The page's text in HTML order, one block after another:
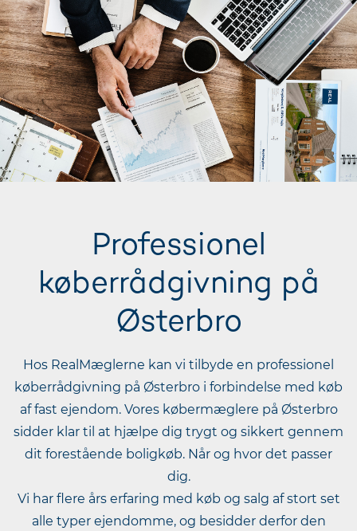
Professionel
køberrådgivning på
Østerbro
Hos RealMæglerne kan vi tilbyde en professionel
køberrådgivning på Østerbro i forbindelse med køb
af fast ejendom. Vores købermæglere på Østerbro
sidder klar til at hjælpe dig trygt og sikkert gennem
dit forestående boligkøb. Når og hvor det passer
dig.
Vi har flere års erfaring med køb og salg af stort set
alle typer ejendomme, og besidder derfor den